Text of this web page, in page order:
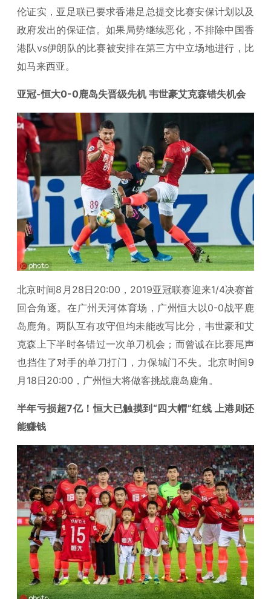
伦证实，亚足联已要求香港足总提交比赛安保计划以及
政府发出的保证信。如果局势继续恶化，不排除中国香
港队vs伊朗队的比赛被安排在第三方中立场地进行，比
如马来西亚。
亚冠-恒大0-0鹿岛失晋级先机 韦世豪艾克森错失机会
北京时间8月28日20:00，2019亚冠联赛迎来1/4决赛首
回合角逐。在广州天河体育场，广州恒大以0-0战平鹿
岛鹿角。两队互有攻守但均未能改写比分，韦世豪和艾
克森上下半时各错过一次单刀机会；而曾诚在比赛尾声
也挡住了对手的单刀打门，力保城门不失。北京时间9
月18日20:00，广州恒大将做客挑战鹿岛鹿角。
半年亏损超7亿！恒大已触摸到“四大帽”红线 上港则还
能赚钱